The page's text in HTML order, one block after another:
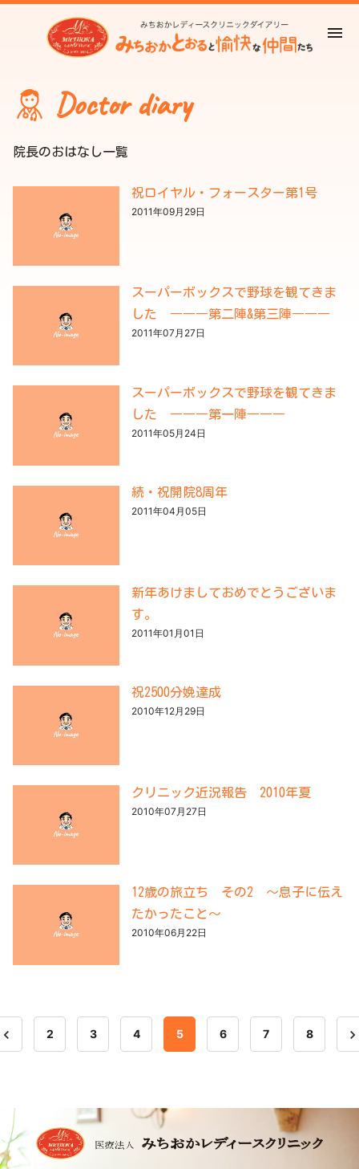
Doctor diary
院長のおはなし一覧
祝ロイヤル・フォースター第1号
2011年09月29日
スーパーボックスで野球を観てきま
した ―――第二陣&第三陣―――
2011年07月27日
スーパーボックスで野球を観てきま
した ―――第一陣―――
2011年05月24日
続・祝開院8周年
2011年04月05日
新年あけましておめでとうございま
す。
2011年01月01日
祝2500分娩達成
2010年12月29日
クリニック近況報告 2010年夏
2010年07月27日
12歳の旅立ち その2 ～息子に伝え
たかったこと～
2010年06月22日
2 3 4 5 6 7 8